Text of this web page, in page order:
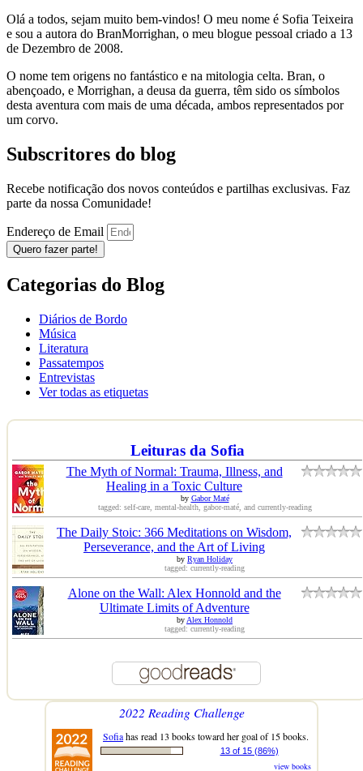
Olá a todos, sejam muito bem-vindos! O meu nome é Sofia Teixeira
e sou a autora do BranMorrighan, o meu blogue pessoal criado a 13
de Dezembro de 2008.
O nome tem origens no fantástico e na mitologia celta. Bran, o
abençoado, e Morrighan, a deusa da guerra, têm sido os símbolos
desta aventura com mais de uma década, ambos representados por
um corvo.
Subscritores do blog
Recebe notificação dos novos conteúdos e partilhas exclusivas. Faz
parte da nossa Comunidade!
Endereço de Email
Quero fazer parte!
Categorias do Blog
Diários de Bordo
Música
Literatura
Passatempos
Entrevistas
Ver todas as etiquetas
Leituras da Sofia
The Myth of Normal: Trauma, Illness, and
Healing in a Toxic Culture
by Gabor Maté
tagged: self-care, mental-health, gabor-maté, and currently-reading
The Daily Stoic: 366 Meditations on Wisdom,
Perseverance, and the Art of Living
by Ryan Holiday
tagged: currently-reading
Alone on the Wall: Alex Honnold and the
Ultimate Limits of Adventure
byAlex Honnold
tagged: currently-reading
2022 Reading Challenge
Sofiahas read 13 books toward her goal of 15 books.
13 of 15 (86%)
view books